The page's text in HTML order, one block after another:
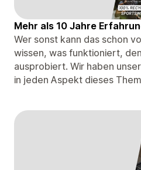
Mehr als 10 Jahre
Wer sonst kann das schon
wissen, was funktioniert,
ausprobiert. Wir haben
in jeden Aspekt dieses